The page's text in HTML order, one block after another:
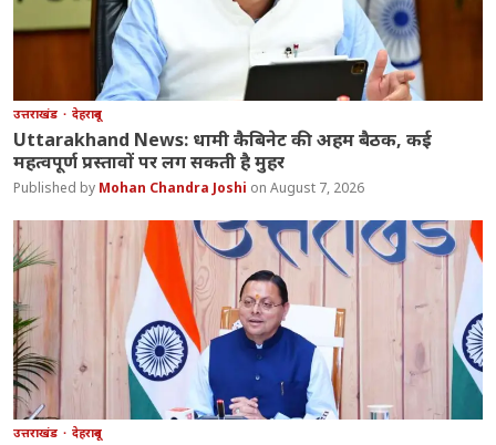
उत्तराखंड देहरादून
Uttarakhand News: धामी कैबिनेट की अहम बैठक, कई
महत्वपूर्ण प्रस्तावों पर लग सकती है मुहर
Mohan Chandra Joshi August 7, 2026
उत्तराखंड देहरादून